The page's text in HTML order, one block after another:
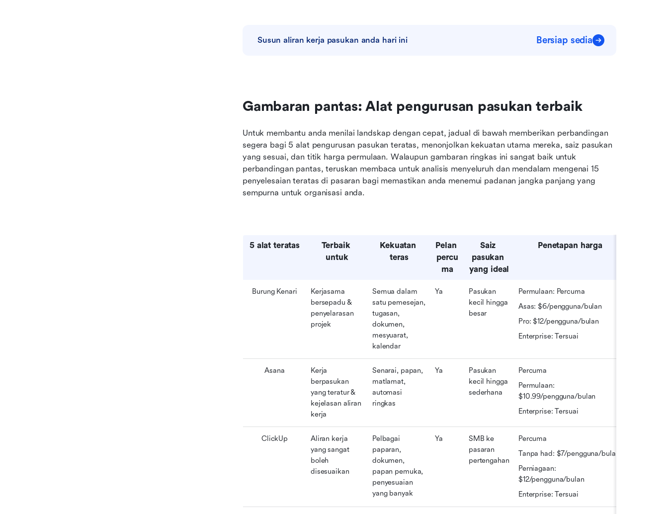
Susun aliran kerja pasukan anda hari ini Bersiap sedia
Gambaran pantas: Alat pengurusan pasukan terbaik
Untuk membantu anda menilai landskap dengan cepat, jadual di bawah memberikan perbandingan
segera bagi 5 alat pengurusan pasukan teratas, menonjolkan kekuatan utama mereka, saiz pasukan
yang sesuai, dan titik harga permulaan. Walaupun gambaran ringkas ini sangat baik untuk
perbandingan pantas, teruskan membaca untuk analisis menyeluruh dan mendalam mengenai 15
penyelesaian teratas di pasaran bagi memastikan anda menemui padanan jangka panjang yang
sempurna untuk organisasi anda.
5 alat teratas
Terbaik
untuk
Kekuatan
teras
Pelan
percu
ma
Saiz
pasukan
yang ideal
Penetapan harga
Burung Kenari
Kerjasama
bersepadu &
penyelarasan
projek
Semua dalam
satu pemesejan,
tugasan,
dokumen,
mesyuarat,
kalendar
Ya
Pasukan
kecil hingga
besar
Permulaan: Percuma
Asas: $6/pengguna/bulan
Pro: $12/pengguna/bulan
Enterprise: Tersuai
Asana
Kerja
berpasukan
yang teratur &
kejelasan aliran
kerja
Senarai, papan,
matlamat,
automasi
ringkas
Ya
Pasukan
kecil hingga
sederhana
Percuma
Permulaan:
$10.99/pengguna/bulan
Enterprise: Tersuai
ClickUp
Aliran kerja
yang sangat
boleh
disesuaikan
Pelbagai
paparan,
dokumen,
papan pemuka,
penyesuaian
yang banyak
Ya
SMB ke
pasaran
pertengahan
Percuma
Tanpa had: $7/pengguna/bulan
Perniagaan:
$12/pengguna/bulan
Enterprise: Tersuai